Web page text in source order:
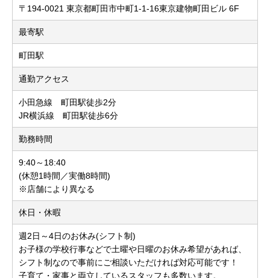
〒194-0021 東京都町田市中町1-1-16東京建物町田ビル 6F
最寄駅
町田駅
通勤アクセス
小田急線 町田駅徒歩2分
JR横浜線 町田駅徒歩6分
勤務時間
9:40～18:40
(休憩1時間／実働8時間)
※店舗により異なる
休日・休暇
週2日～4日のお休み(シフト制)
お子様の学校行事などで土曜や日曜のお休み希望があれば、
シフト制なので事前にご相談いただければ対応可能です！
子育て・家事と両立しているスタッフも多数います。